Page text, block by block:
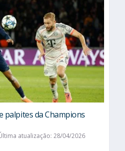
palpites da Champions
atualização: 28/04/2026